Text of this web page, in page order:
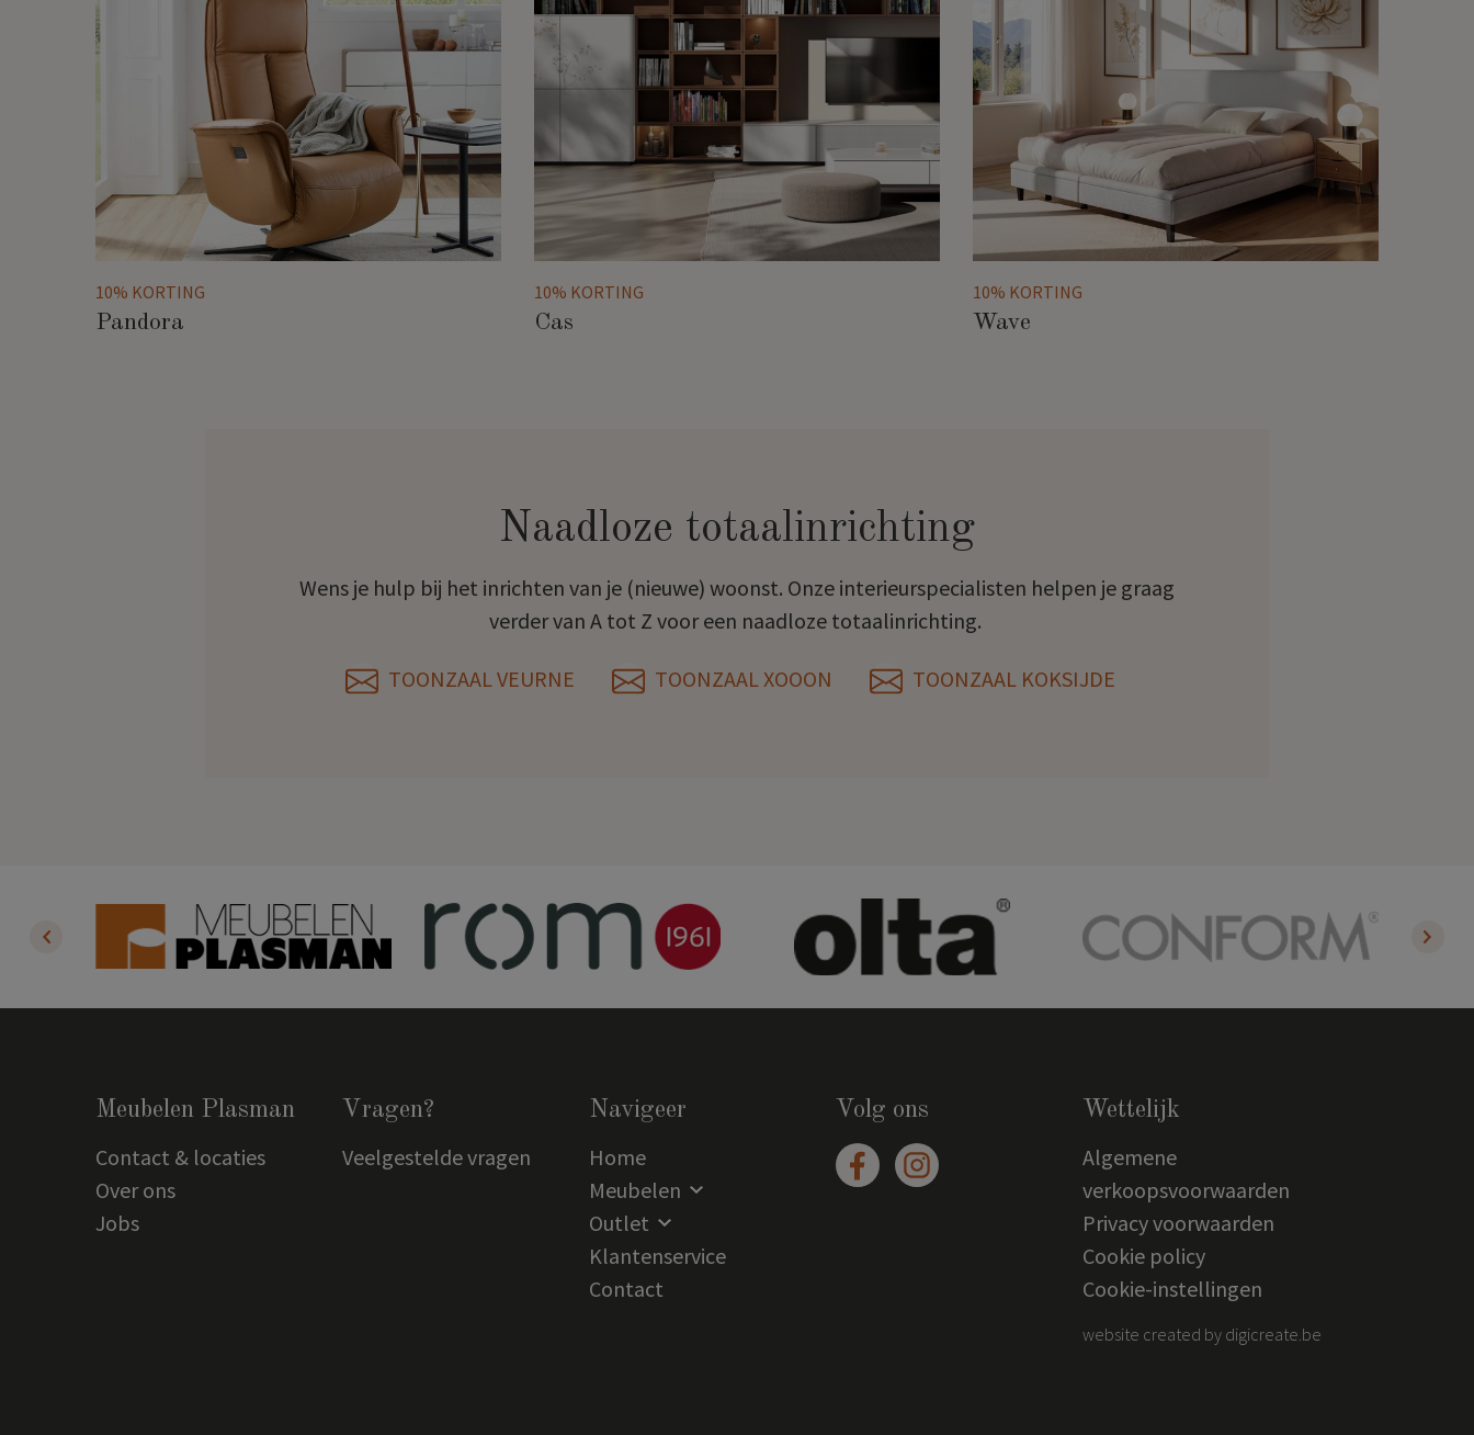
10% KORTING
Pandora
10% KORTING
Cas
10% KORTING
Wave
Naadloze totaalinrichting
Wens je hulp bij het inrichten van je (nieuwe) woonst. Onze interieurspecialisten helpen je graag
verder van A tot Z voor een naadloze totaalinrichting.
TOONZAAL VEURNE TOONZAAL XOOON TOONZAAL KOKSIJDE
Meubelen Plasman
Contact & locaties
Over ons
Jobs
Vragen?
Veelgestelde vragen
Navigeer
Home
Meubelen
Outlet
Klantenservice
Contact
Volg ons Wettelijk
Algemene
verkoopsvoorwaarden
Privacy voorwaarden
Cookie policy
Cookie-instellingen
website created by digicreate.be